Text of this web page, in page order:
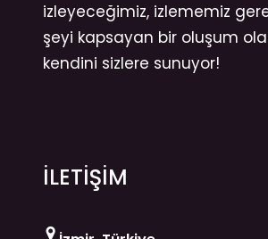
izleyeceğimiz, izlememiz
şeyi kapsayan bir oluşum
kendini sizlere sunuyor!
İLETİŞİM